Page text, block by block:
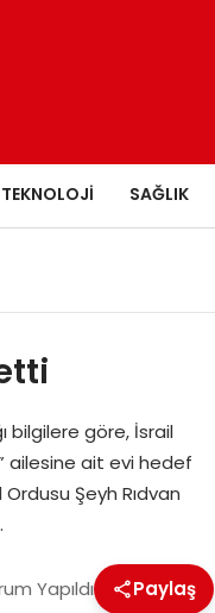
TEKNOLOJI SAĞLIK
bilgilere göre, İsrail
ailesine ait evi hedef
Şeyh Rıdvan
Yapıldı Paylaş